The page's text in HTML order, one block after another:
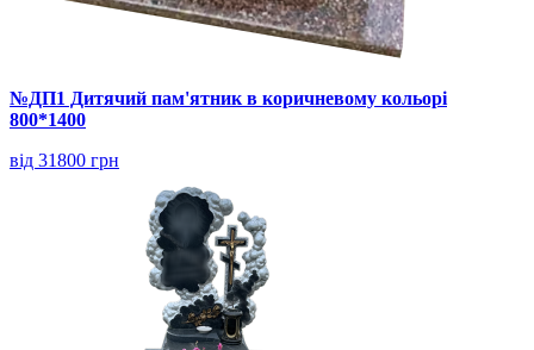
№ДП1 Дитячий пам'ятник в коричневому кольорі
800*1400
від 31800 грн